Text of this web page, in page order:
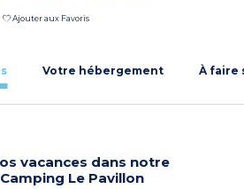
Ajouter aux Favoris
Votre hébergement À faire
vacances dans notre
Le Pavillon